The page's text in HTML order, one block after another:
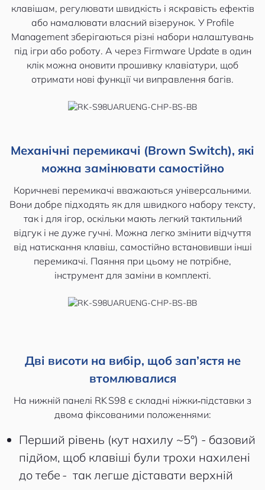
клавішам, регулювати швидкість і яскравість ефектів
або намалювати власний візерунок. У Profile
Management зберігаються різні набори налаштувань
під ігри або роботу. А через Firmware Update в один
клік можна оновити прошивку клавіатури, щоб
отримати нові функції чи виправлення багів.
Механічні перемикачі (Brown Switch), які
можна замінювати самостійно
Коричневі перемикачі вважаються універсальними.
Вони добре підходять як для швидкого набору тексту,
так і для ігор, оскільки мають легкий тактильний
відгук і не дуже гучні. Можна легко змінити відчуття
від натискання клавіш, самостійно встановивши інші
перемикачі. Паяння при цьому не потрібне,
інструмент для заміни в комплекті.
Дві висоти на вибір, щоб зап’ястя не
втомлювалися
На нижній панелі RK S98 є складні ніжки‑підставки з
двома фіксованими положеннями:
Перший рівень (кут нахилу ~5°) - базовий
підйом, щоб клавіші були трохи нахилені
до тебе - так легше діставати верхній